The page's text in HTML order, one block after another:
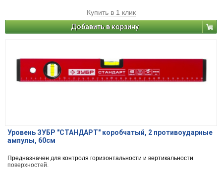
Купить в 1 клик
Добавить в корзину
Уровень ЗУБР "СТАНДАРТ" коробчатый, 2 противоударные
ампулы, 60см
Предназначен для контроля горизонтальности и вертикальности
поверхностей.